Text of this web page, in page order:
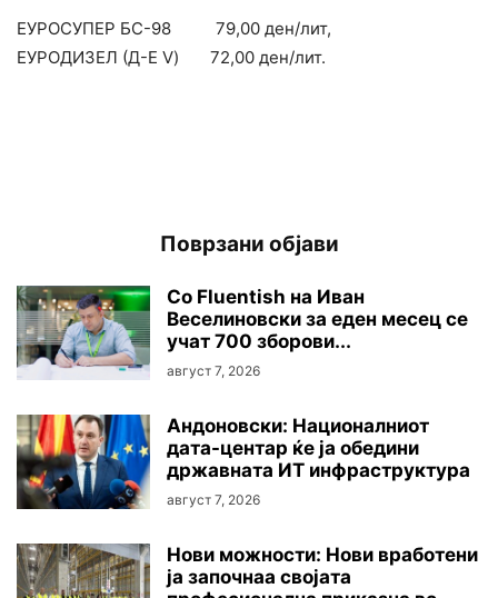
ЕУРОСУПЕР БС-98 79,00 ден/лит,
ЕУРОДИЗЕЛ (Д-Е V) 72,00 ден/лит.
Поврзани објави
Со Fluentish на Иван
Веселиновски за еден месец се
учат 700 зборови...
август 7, 2026
Андоновски: Националниот
дата-центар ќе ја обедини
државната ИТ инфраструктура
август 7, 2026
Нови можности: Нови вработени
ја започнаа својата